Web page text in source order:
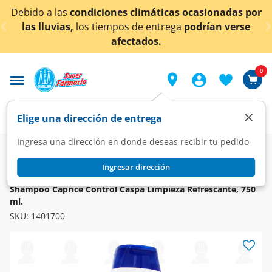
< div class="carousel-inner">
climáticas ocasionadas por
los tiempos de entregapodrían verse
¡Ahora
Elige una dirección de entrega
Ingresa una dirección en donde deseas recibir tu pedido
Ingresar dirección
×
0
Super Higiene y Belleza
Cuidado del Cabello
Shampoo
PALMOLIVE
Shampoo Caprice Control Caspa Limpieza Refrescante, 750
ml.
SKU: 1401700